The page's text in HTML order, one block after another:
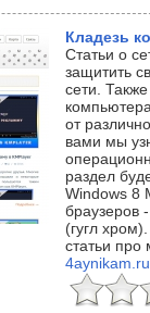
Кладезь
Статьи о
защитить
сети.
от
вами мы
раздел
Windows 8
браузеров
(гугл
статьи про
4aynikam.ru